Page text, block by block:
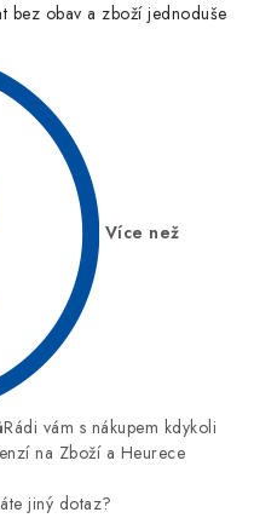
bez obav a zboží jednoduše
Více než
Rádi vám s nákupem kdykoli
na Zboží a Heurece
jiný dotaz?